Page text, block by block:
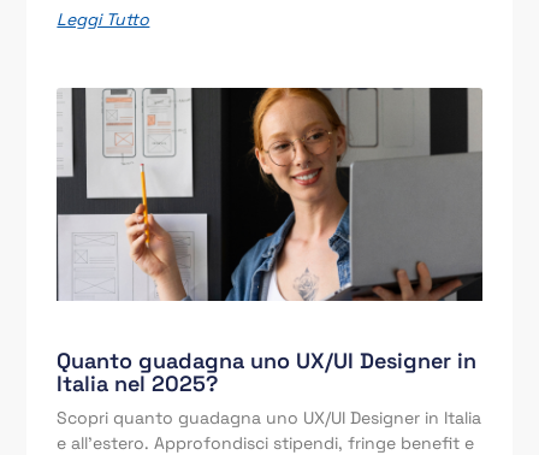
Leggi Tutto
Quanto guadagna uno UX/UI Designer in
Italia nel 2025?
Scopri quanto guadagna uno UX/UI Designer in Italia
e all’estero. Approfondisci stipendi, fringe benefit e